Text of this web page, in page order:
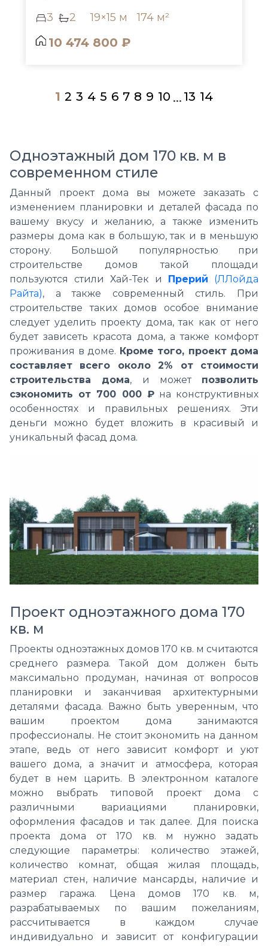
3 2 19×15 м 174 м²
10 474 800 ₽
1 2 3 4 5 6 7 8 9 10 ... 13 14
Одноэтажный дом 170 кв. м в
современном стиле
Данный проект дома вы можете заказать с
изменением планировки и деталей фасада по
вашему вкусу и желанию, а также изменить
размеры дома как в большую, так и в меньшую
сторону. Большой популярностью при
строительстве домов такой площади
пользуются стили Хай-Тек и Прерий (ЛЛойда
Райта), а также современный стиль. При
строительстве таких домов особое внимание
следует уделить проекту дома, так как от него
будет зависеть красота дома, а также комфорт
проживания в доме. Кроме того, проект дома
составляет всего около 2% от стоимости
строительства дома, и может позволить
сэкономить от 700 000 ₽на конструктивных
особенностях и правильных решениях. Эти
деньги можно будет вложить в красивый и
уникальный фасад дома.
Проект одноэтажного дома 170
кв. м
Проекты одноэтажных домов 170 кв. м считаются
среднего размера. Такой дом должен быть
максимально продуман, начиная от вопросов
планировки и заканчивая архитектурными
деталями фасада. Важно быть уверенным, что
вашим проектом дома занимаются
профессионалы. Не стоит экономить на данном
этапе, ведь от него зависит комфорт и уют
вашего дома, а значит и атмосфера, которая
будет в нем царить. В электронном каталоге
можно выбрать типовой проект дома с
различными вариациями планировки,
оформления фасадов и так далее. Для поиска
проекта дома от 170 кв. м нужно задать
следующие параметры: количество этажей,
количество комнат, общая жилая площадь,
материал стен, наличие мансарды, наличие и
размер гаража. Цена домов 170 кв. м,
разрабатываемых по вашим пожеланиям,
рассчитывается в каждом случае
индивидуально и зависит от конфигурации